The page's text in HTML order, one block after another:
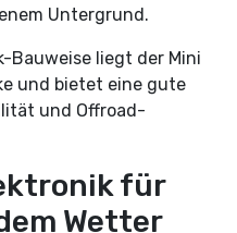
Untergrund.
Bauweise liegt der Mini
und bietet eine gute
und Offroad-
für
Wetter